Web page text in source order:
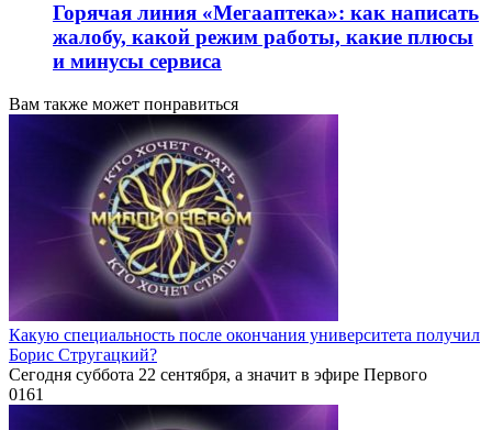
Горячая линия «Мегааптека»: как написать
жалобу, какой режим работы, какие плюсы
и минусы сервиса
Вам также может понравиться
Какую специальность после окончания университета получил
Борис Стругацкий?
Сегодня суббота 22 сентября, а значит в эфире Первого
0161